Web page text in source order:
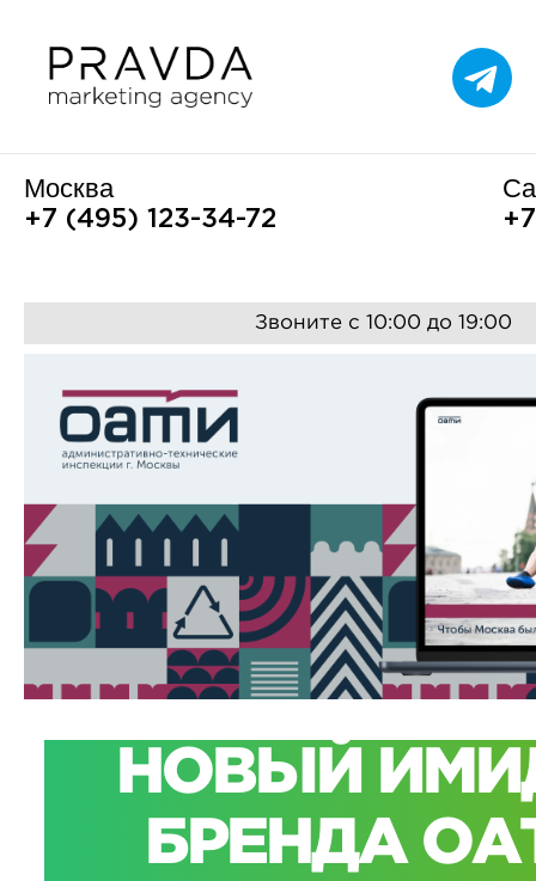
Москва
+7 (495) 123-34-72
Звоните с 10:00 до 19:00
НОВЫЙ
БРЕНДА